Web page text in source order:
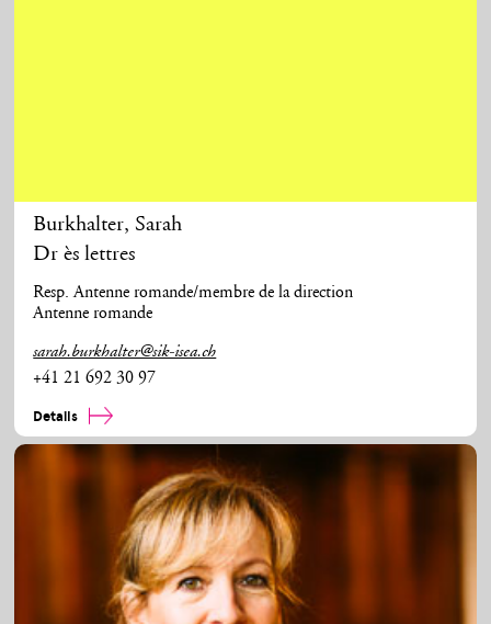
Burkhalter, Sarah
Dr ès lettres
Resp. Antenne romande/membre de la direction
Antenne romande
sarah.burkhalter@sik-isea.ch
+41 21 692 30 97
Details